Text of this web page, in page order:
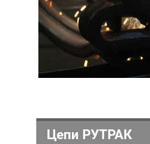
Цепи РУТРАК